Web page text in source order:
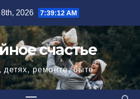
2026 7:39:13 AM
счастье
детях, ремонте, быте